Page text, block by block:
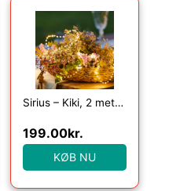
Sirius – Kiki, 2 meter lyskæde med 155 klare lys, Grøn
199.00kr.
KØB NU